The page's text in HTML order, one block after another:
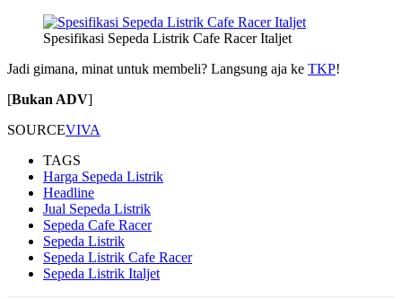
Spesifikasi Sepeda Listrik Cafe Racer Italjet
Jadi gimana, minat untuk membeli? Langsung aja ke TKP!
[Bukan ADV]
SOURCEVIVA
TAGS
Harga Sepeda Listrik
Headline
Jual Sepeda Listrik
Sepeda Cafe Racer
Sepeda Listrik
Sepeda Listrik Cafe Racer
Sepeda Listrik Italjet